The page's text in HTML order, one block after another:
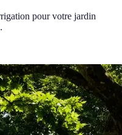
pour votre jardin